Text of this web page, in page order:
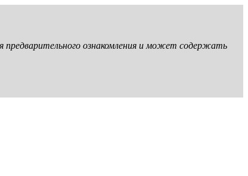
предварительного ознакомления и может содержать